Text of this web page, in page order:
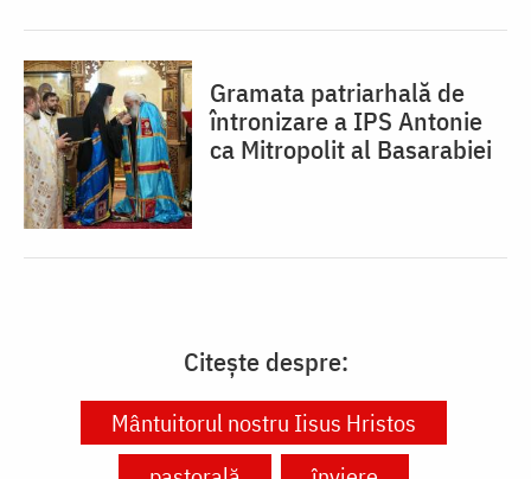
Gramata patriarhală de
întronizare a IPS Antonie
ca Mitropolit al Basarabiei
Citește despre:
Mântuitorul nostru Iisus Hristos